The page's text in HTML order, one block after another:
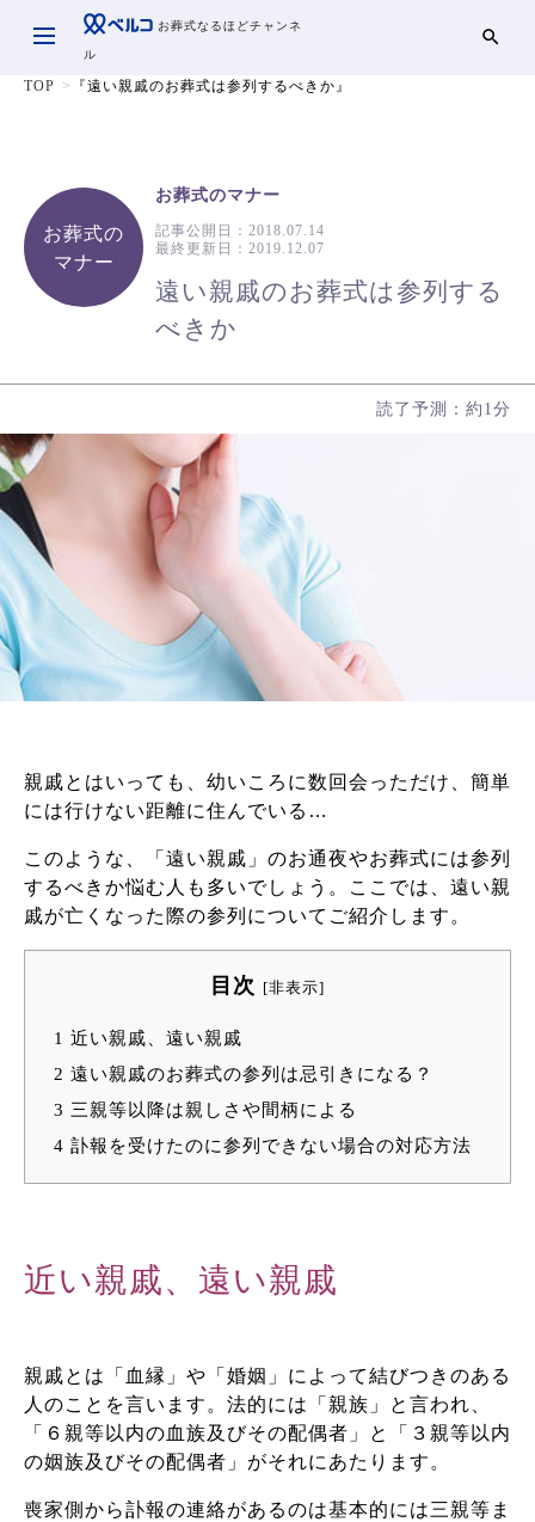
お葬式なるほどチャンネ
ル
TOP 『遠い親戚のお葬式は参列するべきか』
お葬式の
マナー
お葬式のマナー
記事公開日： 2018.07.14
最終更新日： 2019.12.07
遠い親戚のお葬式は参列する
べきか
読了予測：約1分
親戚とはいっても、幼いころに数回会っただけ、簡単
には行けない距離に住んでいる…
このような、「遠い親戚」のお通夜やお葬式には参列
するべきか悩む人も多いでしょう。ここでは、遠い親
戚が亡くなった際の参列についてご紹介します。
目次 [非表示]
1 近い親戚、遠い親戚
2 遠い親戚のお葬式の参列は忌引きになる？
3 三親等以降は親しさや間柄による
4 訃報を受けたのに参列できない場合の対応方法
近い親戚、遠い親戚
親戚とは「血縁」や「婚姻」によって結びつきのある
人のことを言います。法的には「親族」と言われ、
「６親等以内の血族及びその配偶者」と「３親等以内
の姻族及びその配偶者」がそれにあたります。
喪家側から訃報の連絡があるのは基本的には三親等ま